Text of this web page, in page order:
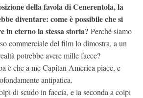
della favola di Cenerentola, la
diventare: come è possibile che si
in eterno la stessa storia? Perché siamo
commerciale del film lo dimostra, a un
potrebbe avere mille facce?
è che a me Capitan America piace, e
antipatica.
di scudo in faccia, e la seconda a colpi